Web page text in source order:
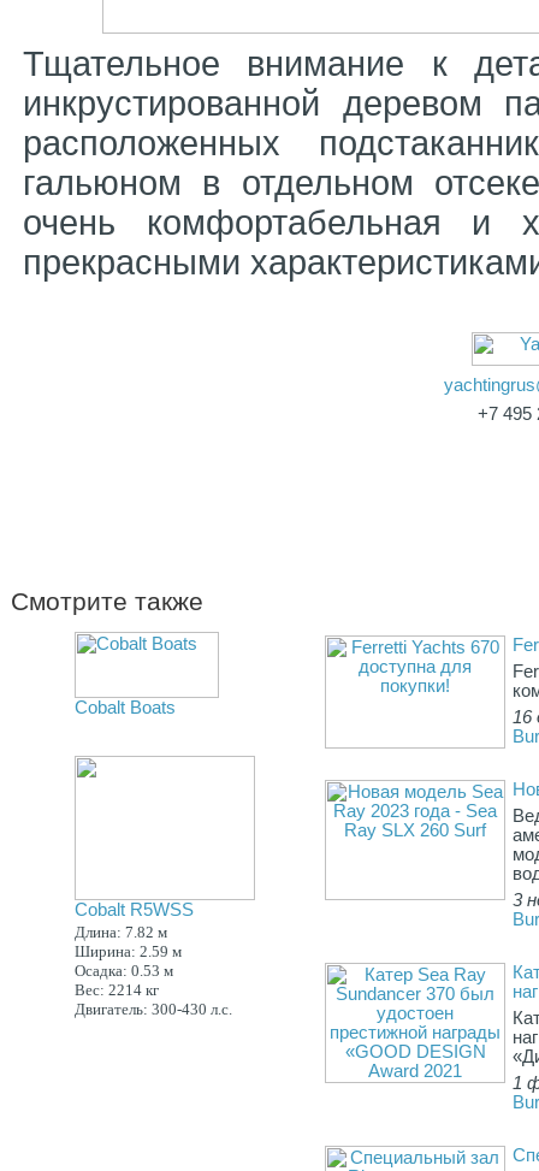
Тщательное внимание к
инкрустированной деревом
расположенных
гальюном в отдельном
очень комфортабельная и
прекрасными
+7 495
Смотрите также
Cobalt Boats
Cobalt R5WSS
Длина: 7.82 м
Ширина: 2.59 м
Осадка: 0.53 м
Вес: 2214 кг
Двигатель: 300-430 л.с.
16
3
1